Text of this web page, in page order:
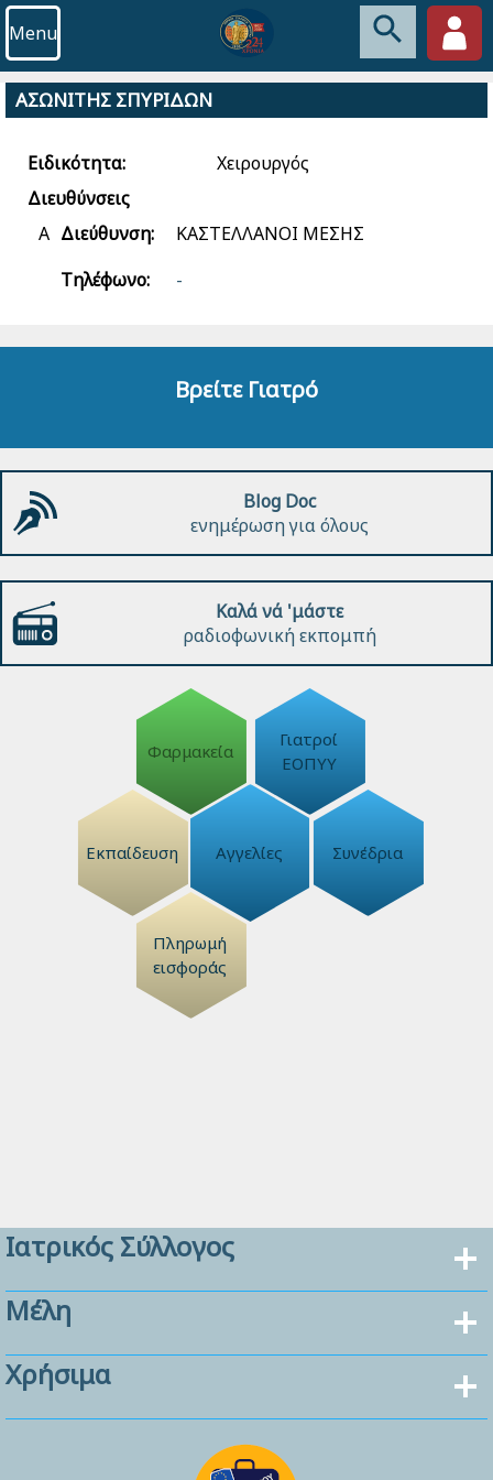
Menu
ΑΣΩΝΙΤΗΣ ΣΠΥΡΙΔΩΝ
Ειδικότητα:
Χειρουργός
Διευθύνσεις
Α Διεύθυνση:
ΚΑΣΤΕΛΛΑΝΟΙ ΜΕΣΗΣ
Τηλέφωνο:
-
Βρείτε Γιατρό
Blog Doc
ενημέρωση για όλους
Καλά νά 'μάστε
ραδιοφωνική εκπομπή
Φαρμακεία
Γιατροί
ΕΟΠΥΥ
Εκπαίδευση Αγγελίες Συνέδρια
Πληρωμή
εισφοράς
Ιατρικός Σύλλογος
Μέλη
Χρήσιμα